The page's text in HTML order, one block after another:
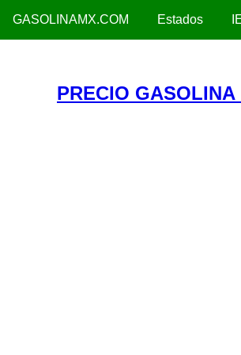
GASOLINAMX.COM Estados
PRECIO